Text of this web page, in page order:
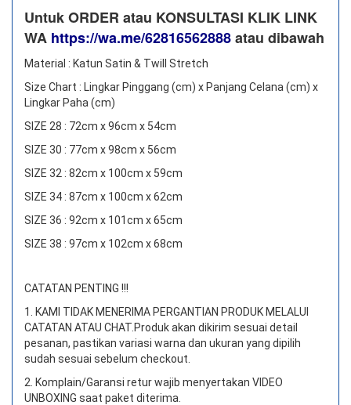
Untuk ORDER atau KONSULTASI KLIK LINK
WA https://wa.me/62816562888​ atau dibawah
Material : Katun Satin & Twill Stretch
Size Chart : Lingkar Pinggang (cm) x Panjang Celana (cm) x
Lingkar Paha (cm)
SIZE 28 : 72cm x 96cm x 54cm
SIZE 30 : 77cm x 98cm x 56cm
SIZE 32 : 82cm x 100cm x 59cm
SIZE 34 : 87cm x 100cm x 62cm
SIZE 36 : 92cm x 101cm x 65cm
SIZE 38 : 97cm x 102cm x 68cm
CATATAN PENTING !!!
1. KAMI TIDAK MENERIMA PERGANTIAN PRODUK MELALUI
CATATAN ATAU CHAT. Produk akan dikirim sesuai detail
pesanan, pastikan variasi warna dan ukuran yang dipilih
sudah sesuai sebelum checkout.
2. Komplain/Garansi retur wajib menyertakan VIDEO
UNBOXING saat paket diterima.